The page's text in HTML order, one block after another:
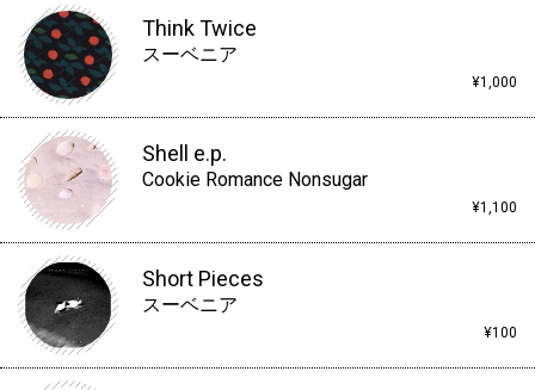
Think Twice
スーベニア
¥1,000
Shell e.p.
Cookie Romance Nonsugar
¥1,100
Short Pieces
スーベニア
¥100